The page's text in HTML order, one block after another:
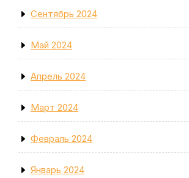
Сентябрь 2024
Май 2024
Апрель 2024
Март 2024
Февраль 2024
Январь 2024